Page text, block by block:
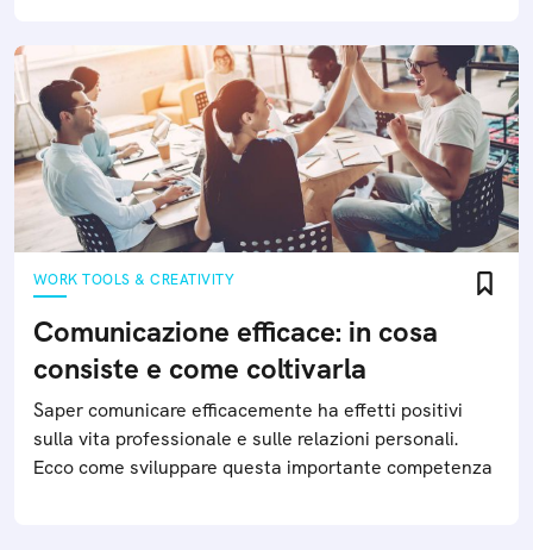
WORK TOOLS & CREATIVITY
Comunicazione efficace: in cosa
consiste e come coltivarla
Saper comunicare efficacemente ha effetti positivi
sulla vita professionale e sulle relazioni personali.
Ecco come sviluppare questa importante competenza